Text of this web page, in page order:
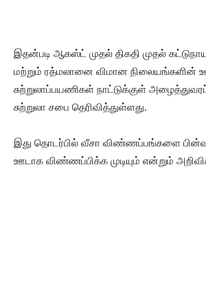
இதன்படி ஆகஸ்ட் முதல் திகதி முதல்
மற்றும் ரத்மலானை விமான நிலையங்களின்
சுற்றுலாப்பயணிகள் நாட்டுக்குள்
சுற்றுலா சபை தெரிவித்துள்ளது.
இது தொடர்பில் வீசா விண்ணப்பங்களை
ஊடாக விண்ணப்பிக்க முடியும் என்றும்